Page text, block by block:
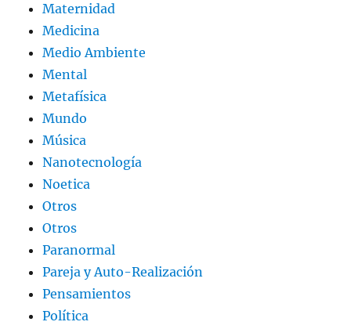
Maternidad
Medicina
Medio Ambiente
Mental
Metafísica
Mundo
Música
Nanotecnología
Noetica
Otros
Otros
Paranormal
Pareja y Auto-Realización
Pensamientos
Política